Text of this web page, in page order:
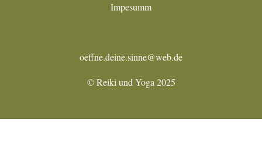
Impesumm
oeffne.deine.sinne@web.de
© Reiki und Yoga 2025